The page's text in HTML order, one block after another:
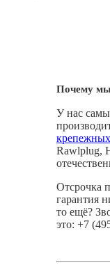
Почему
У нас
Rawlplug,
Отсрочка
гарантия
то ещё?
это: +7